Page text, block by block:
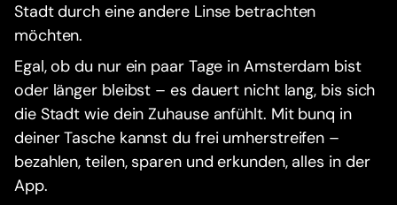
Stadt durch eine andere Linse betrachten
möchten.
Egal, ob du nur ein paar Tage in Amsterdam bist
oder länger bleibst – es dauert nicht lang, bis sich
die Stadt wie dein Zuhause anfühlt. Mit bunq in
deiner Tasche kannst du frei umherstreifen –
bezahlen, teilen, sparen und erkunden, alles in der
App.